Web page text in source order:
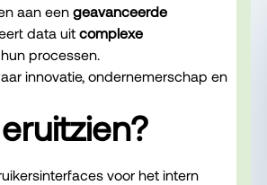
aan een geavanceerde
data uit complexe
processen.
innovatie, ondernemerschap en
voor het intern